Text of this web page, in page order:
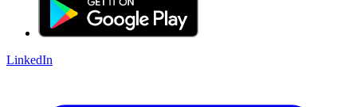
LinkedIn